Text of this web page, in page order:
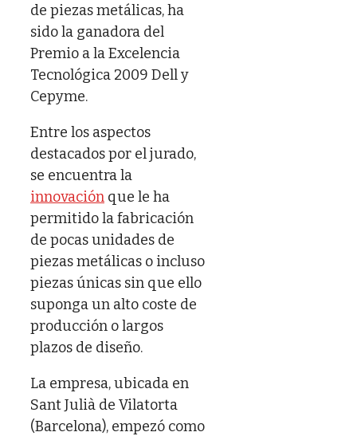
de piezas metálicas, ha
sido la ganadora del
Premio a la Excelencia
Tecnológica 2009 Dell y
Cepyme.
Entre los aspectos
destacados por el jurado,
se encuentra la
innovación que le ha
permitido la fabricación
de pocas unidades de
piezas metálicas o incluso
piezas únicas sin que ello
suponga un alto coste de
producción o largos
plazos de diseño.
La empresa, ubicada en
Sant Julià de Vilatorta
(Barcelona), empezó como